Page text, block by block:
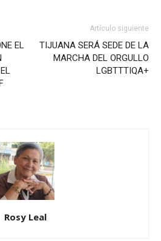
EL
Artículo siguiente
TIJUANA SERÁ SEDE DE LA
MARCHA DEL ORGULLO
LGBTTTIQA+
Rosy Leal